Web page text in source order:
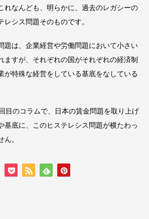
れなんども、明らかに、過去のレガシーの
シス問題そのものです。
は、企業経営や労働問題において小さい
ますが、それぞれの国がそれぞれの経済制
が特殊な経営をしている基底をなしている
目のコラムで、日本の賃金問題を取り上げ
基底に、このヒステレシス問題が横たわっ
。